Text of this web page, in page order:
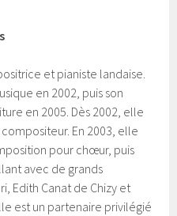
et pianiste landaise.
en 2002, puis son
en 2005. Dès 2002, elle
En 2003, elle
pour chœur, puis
avec de grands
Edith Canat de Chizy et
est un partenaire privilégié